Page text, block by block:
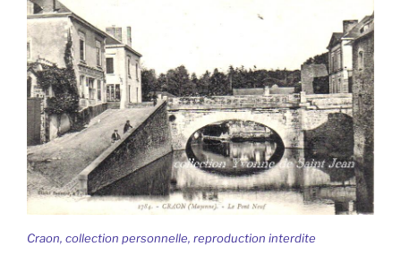
Craon, collection personnelle, reproduction interdite